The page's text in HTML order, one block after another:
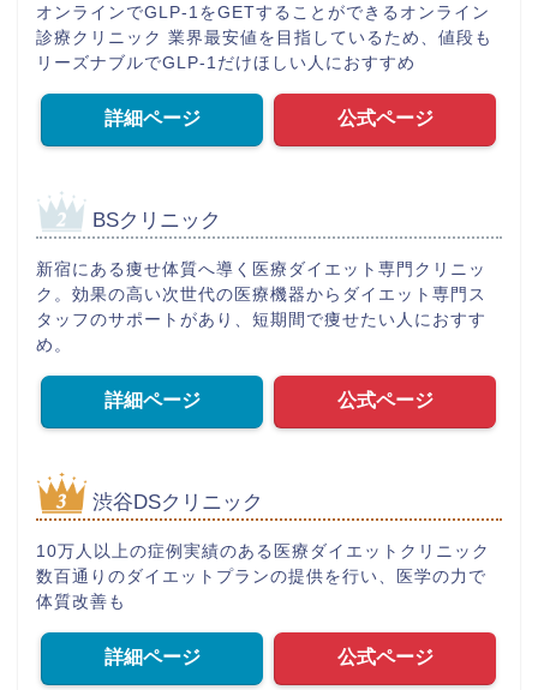
オンラインでGLP-1をGETすることができるオンライン
診療クリニック 業界最安値を目指しているため、値段も
リーズナブルでGLP-1だけほしい人におすすめ
詳細ページ 公式ページ
BSクリニック
新宿にある痩せ体質へ導く医療ダイエット専門クリニッ
ク。効果の高い次世代の医療機器からダイエット専門ス
タッフのサポートがあり、短期間で痩せたい人におすす
め。
詳細ページ 公式ページ
渋谷DSクリニック
10万人以上の症例実績のある医療ダイエットクリニック
数百通りのダイエットプランの提供を行い、医学の力で
体質改善も
詳細ページ 公式ページ